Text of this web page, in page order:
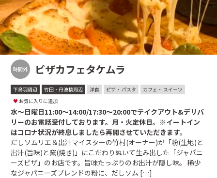
時間外 ピザカフェタケムラ
下鳥羽周辺 竹田・丹波橋周辺 洋食 ピザ・ パスタ
カフェ・ スイーツ
♥ お気に入りに追加
水〜日曜日11:00〜14:00/17:30〜20:00でテイクアウト&デリバ
リーのお電話受付しております。月・火定休日。※イートイン
はコロナ状況が終息しましたら再開させていただきます。
だしソムリエ＆出汁マイスターの竹村(オーナー)が「粉(生地)と
出汁(旨味)と窯(焼き)」にこだわりぬいて生み出した「ジャパニ
ーズピザ」のお店です。旨味たっぷりのお出汁が隠し味。 稀少
なジャパニーズブレンドの粉に、だしソム […]